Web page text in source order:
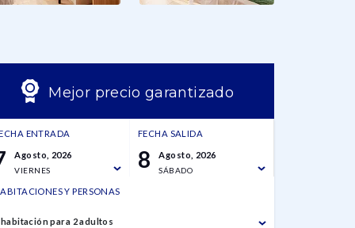
Mejor precio garantizado
ENTRADA
Agosto, 2026
VIERNES
FECHA SALIDA
8 Agosto, 2026
SÁBADO
Y PERSONAS
habitación para 2 adultos